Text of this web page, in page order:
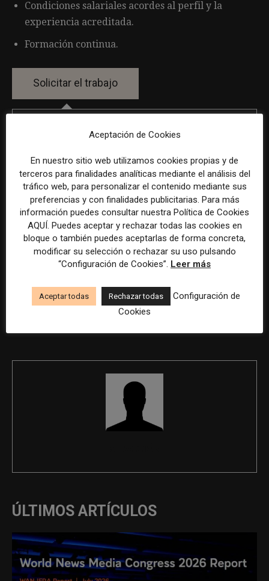
Condiciones salariales acordes al perfil y la
experiencia acreditada.
Formación continua.
www.linkedin.com.
La selección y el tratamiento de la información de estas
ofertas se ha realizado con la asistencia de herramientas
de inteligencia artificial, siempre bajo supervisión
humana.
Previous article Next article
Técnico/a de Comunicación y
ÚLTIMOS ARTÍCULOS
Aceptación de Cookies
En nuestro sitio web utilizamos cookies propias y de
terceros para finalidades analíticas mediante el análisis del
tráfico web, para personalizar el contenido mediante sus
preferencias y con finalidades publicitarias. Para más
información puedes consultar nuestra Política de Cookies
AQUÍ. Puedes aceptar y rechazar todas las cookies en
bloque o también puedes aceptarlas de forma concreta,
modificar su selección o rechazar su uso pulsando
“Configuración de Cookies”. Leer más
Aceptar todas Rechazar todas
Configuración de
Cookies